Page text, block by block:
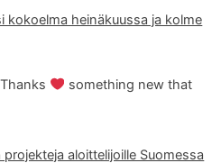
kokoelma heinäkuussa ja kolme
something new that
projekteja aloittelijoille Suomessa